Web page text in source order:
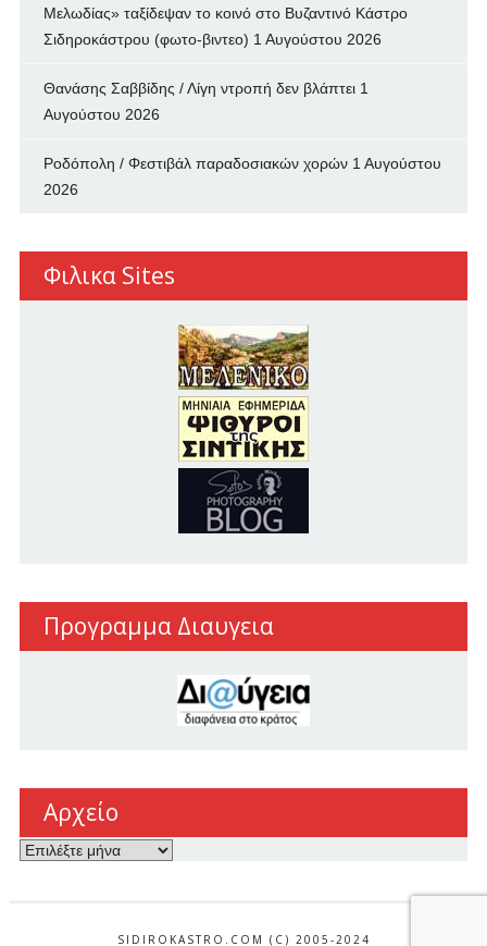
Μελωδίας» ταξίδεψαν το κοινό στο Βυζαντινό Κάστρο
Σιδηροκάστρου (φωτο-βιντεο) 1 Αυγούστου 2026
Θανάσης Σαββίδης / Λίγη ντροπή δεν βλάπτει 1
Αυγούστου 2026
Ροδόπολη / Φεστιβάλ παραδοσιακών χορών 1 Αυγούστου
2026
Φιλικα Sites
Προγραμμα Διαυγεια
Αρχείο
Αρχείο
SIDIROKASTRO.COM (C) 2005-2024